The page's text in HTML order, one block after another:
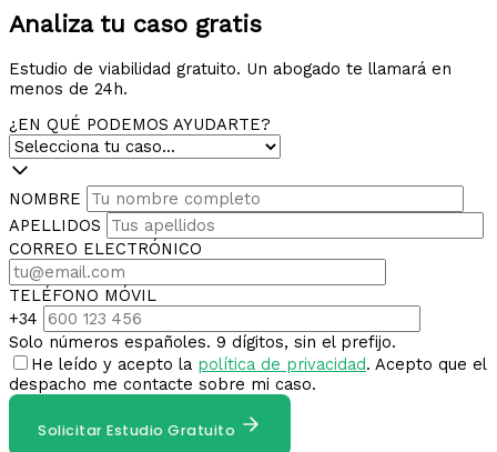
Analiza tu caso gratis
Estudio de viabilidad gratuito. Un abogado te llamará en
menos de 24h.
¿EN QUÉ PODEMOS AYUDARTE?
NOMBRE
APELLIDOS
CORREO ELECTRÓNICO
TELÉFONO MÓVIL
+34
Solo números españoles. 9 dígitos, sin el prefijo.
He leído y acepto la política de privacidad. Acepto que el
despacho me contacte sobre mi caso.
Solicitar Estudio Gratuito